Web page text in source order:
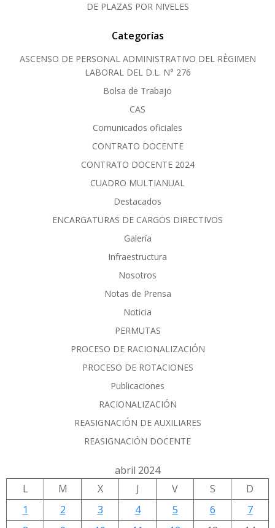
DE PLAZAS POR NIVELES
Categorías
ASCENSO DE PERSONAL ADMINISTRATIVO DEL RÈGIMEN
LABORAL DEL D.L. N° 276
Bolsa de Trabajo
CAS
Comunicados oficiales
CONTRATO DOCENTE
CONTRATO DOCENTE 2024
CUADRO MULTIANUAL
Destacados
ENCARGATURAS DE CARGOS DIRECTIVOS
Galería
Infraestructura
Nosotros
Notas de Prensa
Noticia
PERMUTAS
PROCESO DE RACIONALIZACIÓN
PROCESO DE ROTACIONES
Publicaciones
RACIONALIZACIÓN
REASIGNACIÓN DE AUXILIARES
REASIGNACIÓN DOCENTE
abril 2024
L
M X J V S
D
1
2 3 4 5 6
7